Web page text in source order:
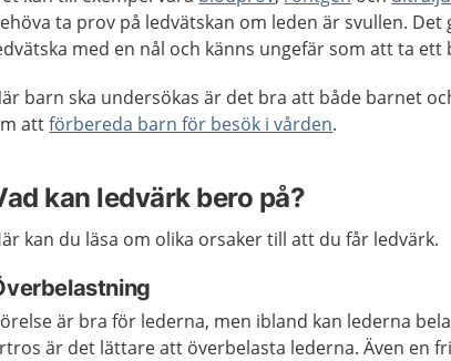
ta prov på ledvätskan om leden är svullen.
med en nål och känns ungefär som att ta ett
barn ska undersökas är det bra att både barnet
attförbereda barn för besök i vården.
kan ledvärk bero på?
kan du läsa om olika orsaker till att du får ledvärk.
är bra för lederna, men ibland kan lederna
är det lättare att överbelasta lederna. Även en